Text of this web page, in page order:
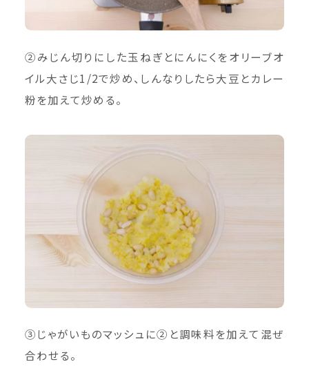
②みじん切りにした玉ねぎとにんにくをオリーブオ
イル大さじ1/2で炒め、しんなりしたら大豆とカレー
粉を加えて炒める。
③じゃがいものマッシュに②と調味料を加えて混ぜ
合わせる。